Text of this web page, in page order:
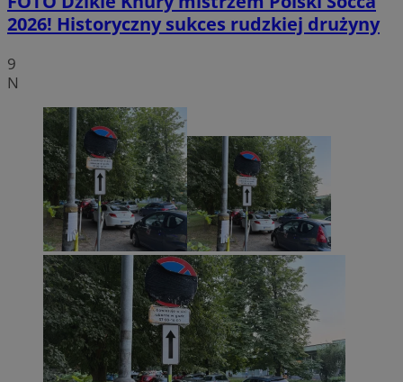
2026! Historyczny sukces rudzkiej drużyny
9
N